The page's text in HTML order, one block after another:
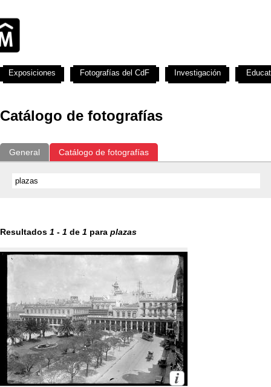
Catálogo de fotografías
General Catálogo de fotografías
Resultados 1 - 1 de 1 para plazas
Exposiciones Fotografías del CdF Investigación